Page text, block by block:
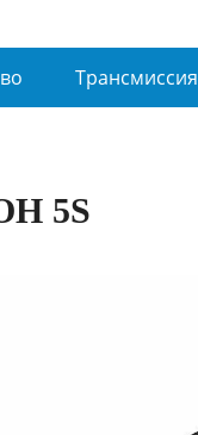
Трансмиссия
5S